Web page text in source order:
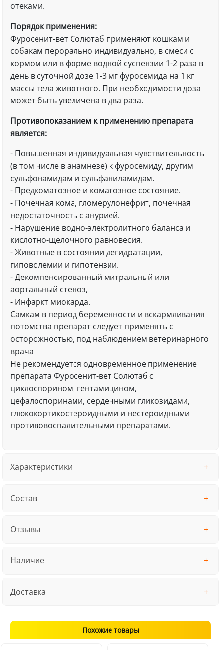
отеками.
Порядок применения:
Фуросенит-вет Солютаб применяют кошкам и
собакам перорально индивидуально, в смеси с
кормом или в форме водной суспензии 1-2 раза в
день в суточной дозе 1-3 мг фуросемида на 1 кг
массы тела животного. При необходимости доза
может быть увеличена в два раза.
Противопоказанием к применению препарата
является:
- Повышенная индивидуальная чувствительность
(в том числе в анамнезе) к фуросемиду, другим
сульфонамидам и сульфаниламидам.
- Предкоматозное и коматозное состояние.
- Почечная кома, гломерулонефрит, почечная
недостаточность с анурией.
- Нарушение водно-электролитного баланса и
кислотно-щелочного равновесия.
- Животные в состоянии дегидратации,
гиповолемии и гипотензии.
- Декомпенсированный митральный или
аортальный стеноз,
- Инфаркт миокарда.
Самкам в период беременности и вскармливания
потомства препарат следует применять с
осторожностью, под наблюдением ветеринарного
врача
Не рекомендуется одновременное применение
препарата Фуросенит-вет Солютаб с
циклоспорином, гентамицином,
цефалоспоринами, сердечными гликозидами,
глюкокортикостероидными и нестероидными
противовоспалительными препаратами.
Характеристики
Состав
Отзывы
Наличие
Доставка
Похожие товары